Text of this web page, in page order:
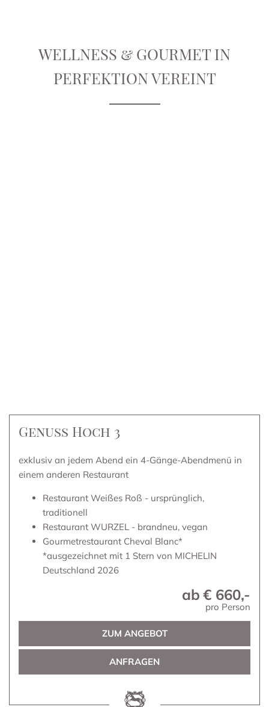
WELLNESS & GOURMET IN
PERFEKTION VEREINT
Genuss Hoch 3
exklusiv an jedem Abend ein 4-Gänge-Abendmenü in
einem anderen Restaurant
Restaurant Weißes Roß - ursprünglich,
traditionell
Restaurant WURZEL - brandneu, vegan
Gourmetrestaurant Cheval Blanc*
*ausgezeichnet mit 1 Stern von MICHELIN
Deutschland 2026
ab € 660,-
pro Person
ZUM ANGEBOT
ANFRAGEN